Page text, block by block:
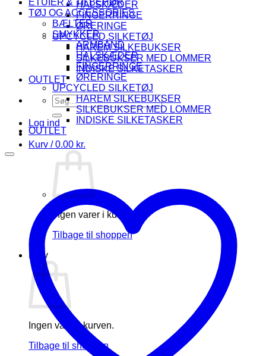
HALSKÆDER
FINGERRINGE
ØRERINGE
UPCYCLED SILKETØJ
HAREM SILKEBUKSER
SILKEBUKSER MED LOMMER
INDISKE SILKETASKER
OUTLET
Søg
efter:
Log ind
Kurv /0.00 kr.
Ingen varer i kurven.
Tilbage til shoppen
Kurv
Ingen varer i kurven.
Tilbage til shoppen
TØJ OG ACCESSORIES
BÆLTER
SMYKKER
ARMBÅND
HALSKÆDER
FINGERRINGE
ØRERINGE
UPCYCLED SILKETØJ
HAREM SILKEBUKSER
SILKEBUKSER MED LOMMER
INDISKE SILKETASKER
OUTLET